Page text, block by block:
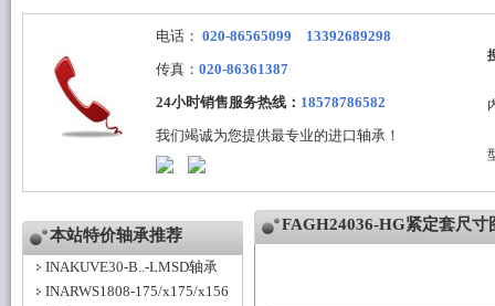
电话： 020-86565099 13392689298
传真： 020-86361387
24小时销售服务热线： 18578786582
我们竭诚为您提供最专业的进口轴承！
本站特价轴承推荐
INAKUVE30-B..-LMSD轴承
INARWS1808-175/x175/x156
FAGH24036-HG紧定套尺寸